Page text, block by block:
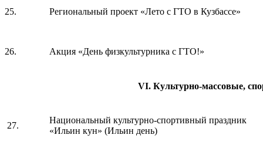
25. Региональный проект «Лето с ГТО в Кузбассе»
26. Акция «День физкультурника с ГТО!»
VI. Культурно-массовые,
27.
Национальный культурно-спортивный праздник
«Ильин кун» (Ильин день)